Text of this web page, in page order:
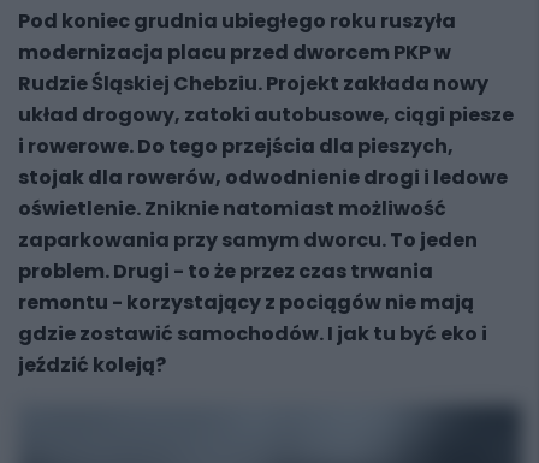
Pod koniec grudnia ubiegłego roku ruszyła
modernizacja placu przed dworcem PKP w
Rudzie Śląskiej Chebziu. Projekt zakłada nowy
układ drogowy, zatoki autobusowe, ciągi piesze
i rowerowe. Do tego przejścia dla pieszych,
stojak dla rowerów, odwodnienie drogi i ledowe
oświetlenie. Zniknie natomiast możliwość
zaparkowania przy samym dworcu. To jeden
problem. Drugi - to że przez czas trwania
remontu - korzystający z pociągów nie mają
gdzie zostawić samochodów. I jak tu być eko i
jeździć koleją?